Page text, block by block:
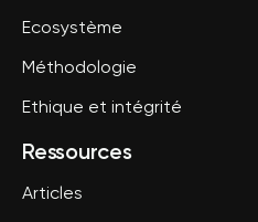
Ecosystème
Méthodologie
Ethique et intégrité
Ressources
Articles